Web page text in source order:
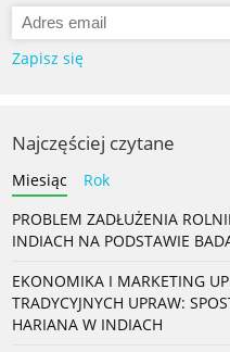
Zapisz się
Najczęściej czytane
Miesiąc
Rok
PROBLEM ZADŁUŻENIA
INDIACH NA PODSTAWIE
EKONOMIKA I MARKETING
TRADYCYJNYCH UPRAW:
HARIANA W INDIACH